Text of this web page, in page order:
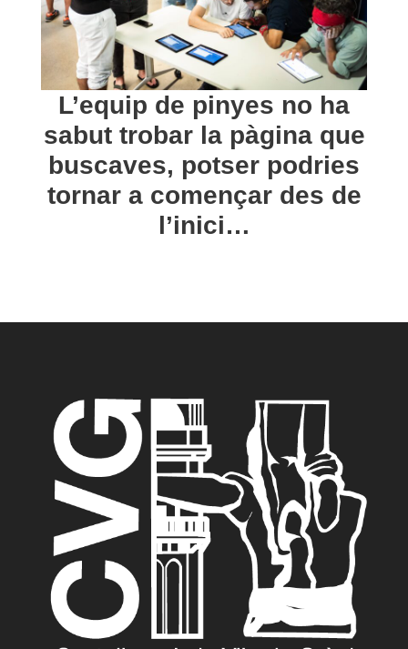
L’equip de pinyes no ha
sabut trobar la pàgina que
buscaves, potser podries
tornar a començar des de
l’inici…